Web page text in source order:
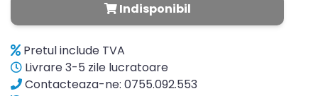
Indisponibil
Pretul include TVA
Livrare 3-5 zile lucratoare
Contacteaza-ne: 0755.092.553